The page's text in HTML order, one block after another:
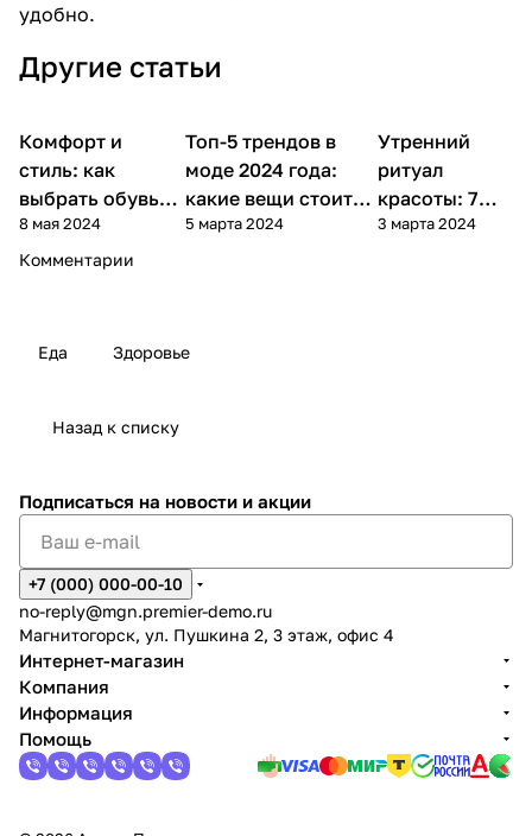
удобно.
Другие статьи
Советы
покупателям
Комфорт и
стиль: как
выбрать обувь
для долгих
рабочих дней?
8 мая 2024
Стиль и красота
Топ-5 трендов в
моде 2024 года:
какие вещи стоит
добавить в
5 марта 2024
Стиль и
красота
Утренний
ритуал
красоты: 7
шагов к
3 марта 2024
Комментарии
Еда Здоровье
Назад к списку
Подписаться на новости и акции
+7 (000) 000-00-10
no-reply@mgn.premier-demo.ru
Магнитогорск, ул. Пушкина 2, 3 этаж, офис 4
Интернет-магазин
Компания
Информация
Помощь